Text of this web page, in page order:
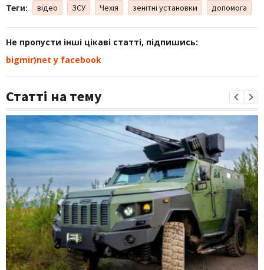
Теги: відео ЗСУ Чехія зенітні установки допомога
Не пропусти інші цікаві статті, підпишись:
bigmir)net у facebook
Статті на тему